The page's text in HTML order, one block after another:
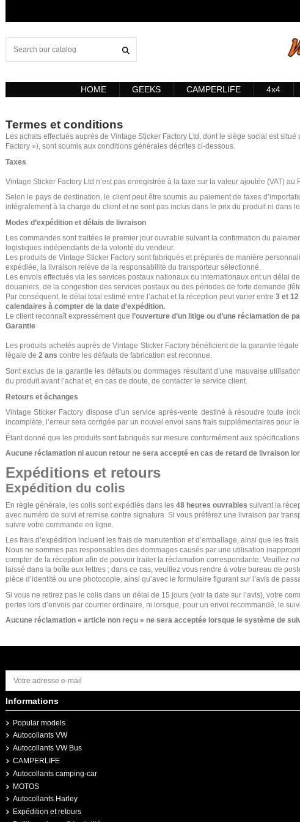
HOME GEEKS CAMPERLIFE 4x4
Termes et conditions
Les achats effectués auprès de Vintage Sticker Factory Ltd, dont le siège social est
Factory »), sont soumis aux conditions générales décrites ci-dessous.
Taxes
Vintage Sticker Factory Ltd n’est pas enregistrée à la taxe sur la valeur ajoutée (VAT)
Selon le pays de destination, le client peut être soumis au paiement de taxes
intégralement à la charge du client et ne sont pas inclus dans le prix du produit ni dans
Modes d’expédition et délais de livraison
Les commandes sont traitées le premier jour ouvrable suivant la confirmation du
logistiques indépendants de la volonté du vendeur.
Les produits de Vintage Sticker Factory sont fabriqués et préparés de manière
expédiée, la livraison relève de la responsabilité du transporteur sélectionné.
Les envois effectués via les services postaux nationaux ou internationaux ont un délai
douaniers, de la congestion des services postaux ou des périodes de forte demande
Par conséquent, le délai total estimé entre l’achat et la réception peut varier entre 3 et
calendaires à compter de la date d’expédition.
Le client reconnaît expressément que l’ouverture d’un litige ou d’une réclamation
Garantie
Les produits achetés auprès de Vintage Sticker Factory bénéficient de la garantie
légale de 2 ans contre les défauts de fabrication est reconnue.
Sont exclus de la garantie les défauts ou dommages résultant d’une mauvaise
du produit avant l’achat et, en cas de doute, de contacter le service client.
Retours et échanges
Vintage Sticker Factory dispose d’un service après-vente destiné à résoudre toute
incomplète, l’erreur sera corrigée par un nouvel envoi sans frais supplémentaires pour
Étant donné que les produits sont fabriqués sur mesure conformément aux
Aucune réclamation ni aucun retour ne sera accepté en cas de retard de livraison
Expéditions et retours
Expédition du colis
En règle générale, les colis sont expédiés dans les 48 heures ouvrables suivant la
avec numéro de suivi et remise contre signature. Si vous préférez une livraison par
suivre votre commande en ligne.
Les frais d’expédition incluent les frais de manutention et d’emballage, ainsi que les
Nous ne sommes pas responsables des dommages causés par une utilisation
compter de la réception afin de pouvoir traiter la réclamation correspondante. Veuillez
laissé dans la boîte aux lettres ; dans ce cas, veuillez vous rendre à votre bureau de
pièce d’identité ou une photocopie, ainsi qu’avec le formulaire figurant sur l’avis de
Si vous ne retirez pas le colis dans un délai de 15 jours (voir la date sur l’avis), votre
pertes lors d’envois par courrier ordinaire, ni lorsque, pour un envoi recommandé, le
Aucune réclamation « article non reçu » ne sera acceptée lorsque le système de
Informations
Popular models
Autocollants VW
Autocollants VW Bus
CAMPERLIFE
Autocollants camping-car
MOTOS
Autocollants Harley
Expédition et retours